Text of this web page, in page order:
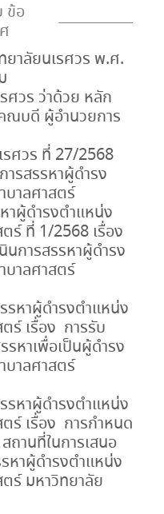
ข้อ
าลัยนเรศวร พ.ศ.
ศวร ว่าด้วย หลัก
ณบดี ผู้อำนวยการ
รศวร ที่ 27/2568
รสรรหาผู้ดำรง
าลศาสตร์
าผู้ดำรงตำแหน่ง
ที่ 1/2568 เรื่อง
การสรรหาผู้ดำรง
าลศาสตร์
รหาผู้ดำรงตำแหน่ง
เรื่อง การรับ
รหาเพื่อเป็นผู้ดำรง
าลศาสตร์
รหาผู้ดำรงตำแหน่ง
เรื่อง การกำหนด
ถานที่ในการเสนอ
หาผู้ดำรงตำแหน่ง
ร์ มหาวิทยาลัย